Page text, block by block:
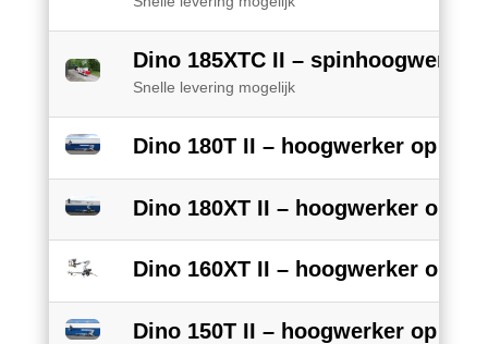
Dino 185XTC II – spinhoogwerker
Snelle levering mogelijk
Dino 180T II – hoogwerker op
Dino 180XT II – hoogwerker op
Dino 160XT II – hoogwerker op
Dino 150T II – hoogwerker op